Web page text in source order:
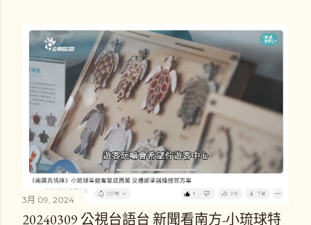
3月 09, 2024
20240309 公視台語台 新聞看南方-小琉球特